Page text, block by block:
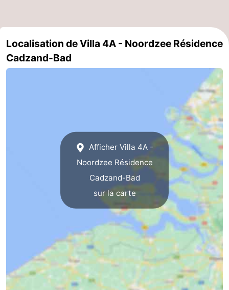
Cadzand-
-
Blankenberge
Wenduine
Météo
Localisation de Villa 4A - Noordzee Résidence
Cadzand-Bad
Afficher Villa 4A -
Noordzee Résidence
Cadzand-Bad
sur la carte